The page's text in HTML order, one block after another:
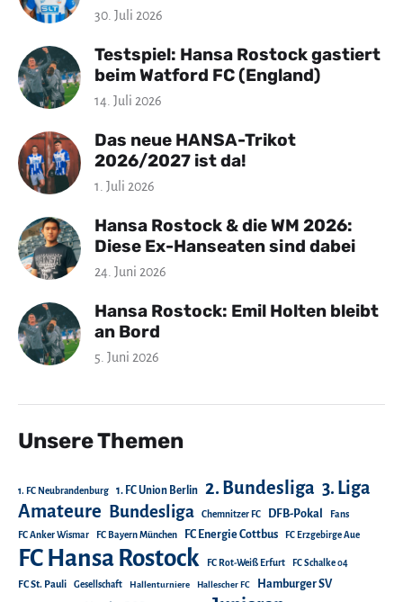
30. Juli 2026
Testspiel: Hansa Rostock gastiert
beim Watford FC (England)
14. Juli 2026
Das neue HANSA-Trikot
2026/2027 ist da!
1. Juli 2026
Hansa Rostock & die WM 2026:
Diese Ex-Hanseaten sind dabei
24. Juni 2026
Hansa Rostock: Emil Holten bleibt
an Bord
5. Juni 2026
Unsere Themen
1. FC Neubrandenburg 1. FC Union Berlin 2. Bundesliga 3. Liga
Amateure Bundesliga Chemnitzer FC DFB-Pokal Fans
FC Anker Wismar FC Bayern München FC Energie Cottbus FC Erzgebirge Aue
FC Hansa Rostock FC Rot-Weiß Erfurt FC Schalke 04
FC St. Pauli Gesellschaft Hallenturniere Hallescher FC Hamburger SV